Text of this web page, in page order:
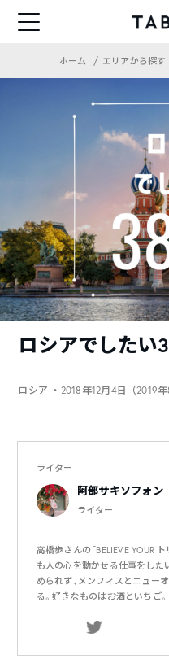
ホーム エリアから探す
ロシアでしたい
ロシア ・2018年12月4日（2019年
ライター
阿部サキソフォン
ライター
高橋歩さんの「BELIEVE YOUR
も人の心を動かせる仕事をした
められず、メンフィスとニュー
る。好きなものはお酒といちご。